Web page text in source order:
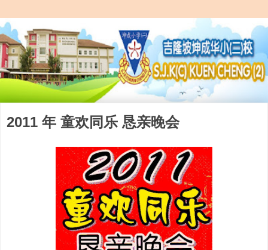
2011 年 童欢同乐 恳亲晚会